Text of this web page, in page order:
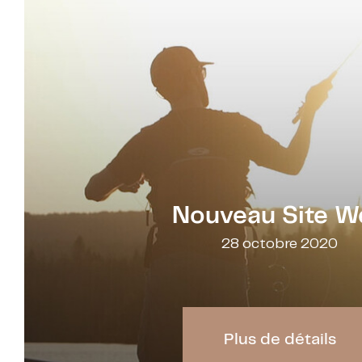
Nouveau Site
28 octobre 2020
Plus de détails